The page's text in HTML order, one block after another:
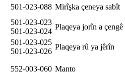
501-023-088 Mirîşka çeneya sabît
501-023-023
501-023-024
Plaqeya jorîn a çengê
501-023-025
501-023-026
Plaqeya rû ya jêrîn
552-003-060 Manto